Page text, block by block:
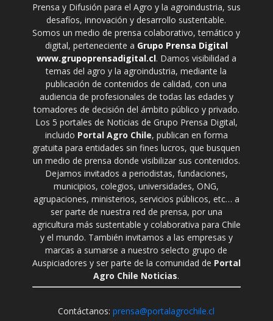
Prensa y Difusión para el Agro y la agroindustria, sus
desafíos, innovación y desarrollo sustentable.
Somos un medio de prensa colaborativo, temático y
digital, perteneciente a Grupo Prensa Digital
www.grupoprensadigital.cl. Damos visibilidad a
temas del agro y la agroindustria, mediante la
publicación de contenidos de calidad, con una
audiencia de profesionales de todas las edades y
tomadores de decisión del ámbito público y privado.
Los 5 portales de Noticias de Grupo Prensa Digital,
incluido Portal Agro Chile, publican en forma
gratuita para entidades sin fines lucros, que busquen
un medio de prensa donde visibilizar sus contenidos.
Dejamos invitados a periodistas, fundaciones,
municipios, colegios, universidades, ONG,
agrupaciones, ministerios, servicios públicos, etc… a
ser parte de nuestra red de prensa, por una
agricultura más sustentable y colaborativa para Chile
y el mundo. También invitamos a las empresas y
marcas a sumarse a nuestro selecto grupo de
Auspiciadores y ser parte de la comunidad de Portal
Agro Chile Noticias.
Contáctanos:prensa@portalagrochile.cl